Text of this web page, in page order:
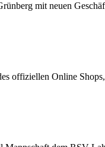
mit neuen
offiziellen Online